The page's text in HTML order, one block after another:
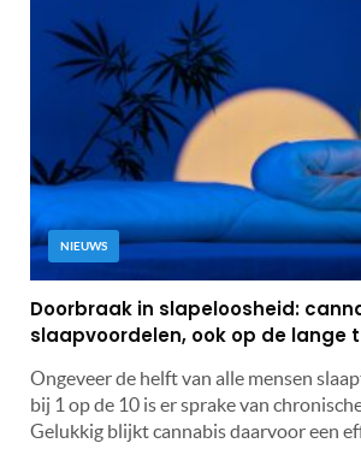
NIEUWS
Doorbraak in slapeloosheid:
slaapvoordelen, ook op de lange
Ongeveer de helft van alle mensen
bij 1 op de 10 is er sprake van
Gelukkig blijkt cannabis daarvoor een